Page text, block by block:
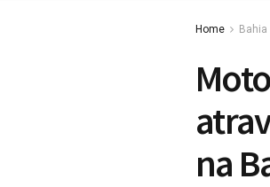
Home Bahia
na